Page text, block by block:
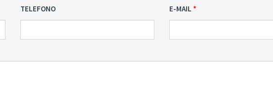
TELEFONO E-MAIL